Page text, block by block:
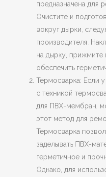
предназначена для
Очистите и
вокруг дырки,
производителя.
на дырку, прижмите
обеспечить
Термосварка: Если
с техникой
для ПВХ-мембран,
этот метод для
Термосварка
заделывать ПВХ-
герметичное и
Однако, для